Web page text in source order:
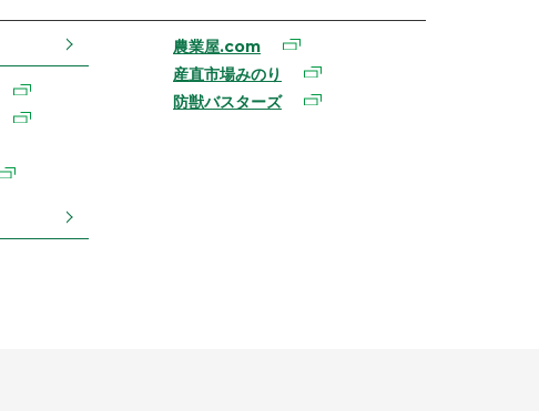
農業屋.com
産直市場みのり
防獣バスターズ